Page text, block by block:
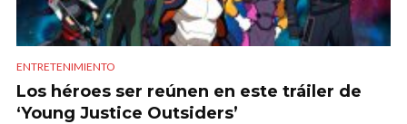
ENTRETENIMIENTO
Los héroes ser reúnen en este tráiler de
‘Young Justice Outsiders’